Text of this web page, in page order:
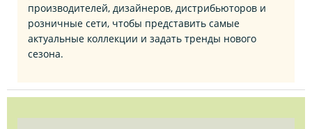
производителей, дизайнеров, дистрибьюторов и
розничные сети, чтобы представить самые
актуальные коллекции и задать тренды нового
сезона.